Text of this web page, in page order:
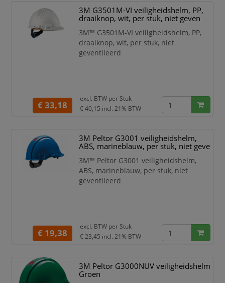
van het
binnenwerk
Vervangbare kunststof
zweetband
Voorhoofdbescherming met
ventilatie en vizierhouder
3M G3501M-VI veiligheidshelm, PP,
draaiknop, wit, per stuk, niet geven
3M™ G3501M-VI veiligheidshelm, PP,
draaiknop, wit, per stuk, niet
geventileerd
€ 33,18
excl. BTW per Stuk
€ 40,15 incl. 21% BTW
3M Peltor G3001 veiligheidshelm,
ABS, marineblauw, per stuk, niet geve
3M™ Peltor G3001 veiligheidshelm,
ABS, marineblauw, per stuk, niet
geventileerd
€ 19,38
excl. BTW per Stuk
€ 23,45 incl. 21% BTW
3M Peltor G3000NUV veiligheidshelm
Groen